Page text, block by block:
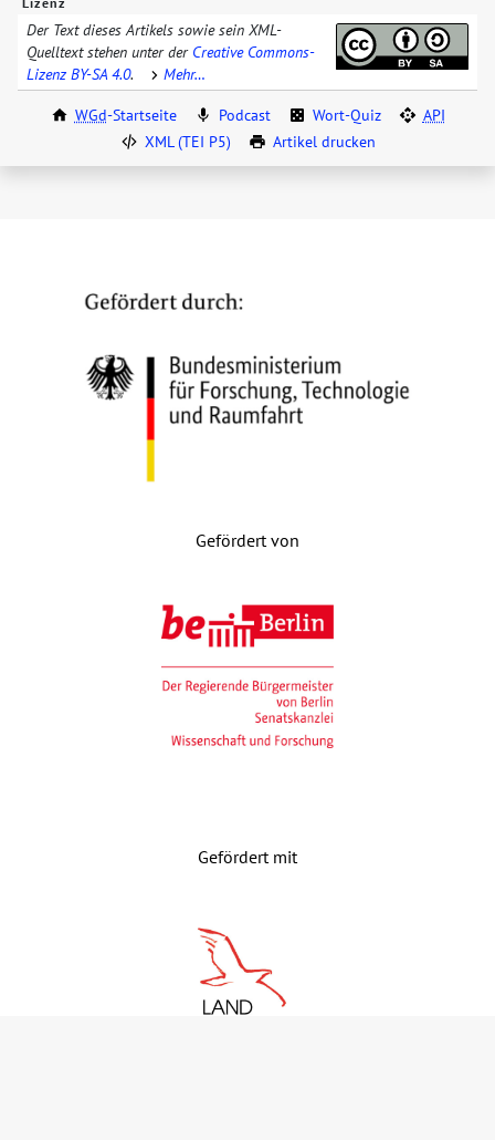
Der Text dieses Artikels sowie sein XML-
Quelltext stehen unter der Creative Commons-
Lizenz BY-SA 4.0. Mehr…
WGd-Startseite Podcast Wort-Quiz
API
XML (TEI P5)
Artikel drucken
Gefördert von
Gefördert mit